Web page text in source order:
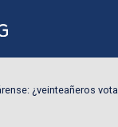
¿veinteañeros